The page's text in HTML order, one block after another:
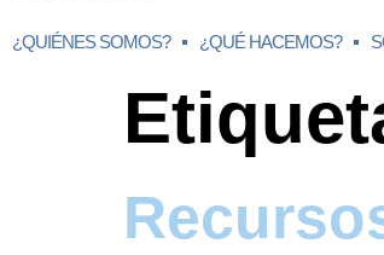
¿QUIÉNES SOMOS? ¿QUÉ HACEMOS?